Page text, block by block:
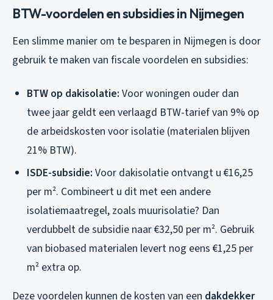
BTW-voordelen en subsidies in Nijmegen
Een slimme manier om te besparen in Nijmegen is door
gebruik te maken van fiscale voordelen en subsidies:
BTW op dakisolatie: Voor woningen ouder dan
twee jaar geldt een verlaagd BTW-tarief van 9% op
de arbeidskosten voor isolatie (materialen blijven
21% BTW).
ISDE-subsidie: Voor dakisolatie ontvangt u €16,25
per m². Combineert u dit met een andere
isolatiemaatregel, zoals muurisolatie? Dan
verdubbelt de subsidie naar €32,50 per m². Gebruik
van biobased materialen levert nog eens €1,25 per
m² extra op.
Deze voordelen kunnen de kosten van een dakdekker